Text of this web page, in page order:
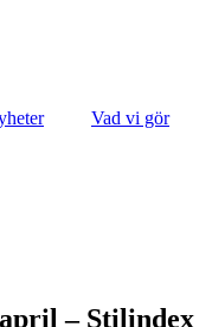
Vad vi gör
– Stilindex